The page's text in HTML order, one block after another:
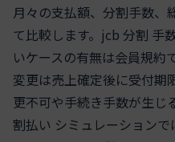
月々の支払額、分割手数、
て比較します。jcb 分割 手
いケースの有無は会員規約
変更は売上確定後に受付期
更不可や手続き手数が生じ
割払い シミュレーションで